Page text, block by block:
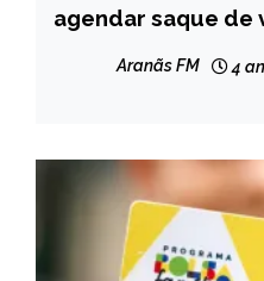
NOTÍCIAS
agendar saque de
Aranãs FM 4